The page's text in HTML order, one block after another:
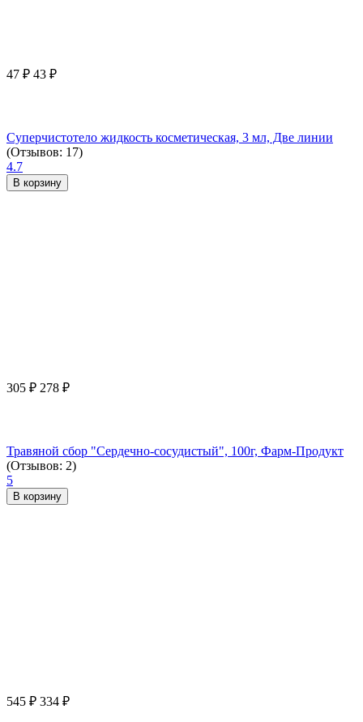
47 ₽ 43 ₽
Суперчистотело жидкость косметическая, 3 мл, Две линии
(Отзывов: 17)
4.7
В корзину
305 ₽ 278 ₽
Травяной сбор "Сердечно-сосудистый", 100г, Фарм-Продукт
(Отзывов: 2)
5
В корзину
545 ₽ 334 ₽